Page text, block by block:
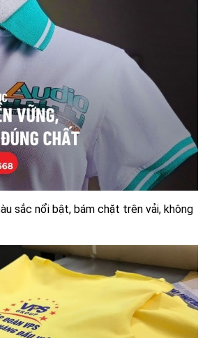
sắc nổi bật, bám chặt trên vải, không